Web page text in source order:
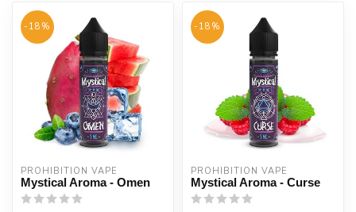
-18%
PROHIBITION VAPE
Mystical Aroma - Omen
-18%
PROHIBITION VAPE
Mystical Aroma - Curse